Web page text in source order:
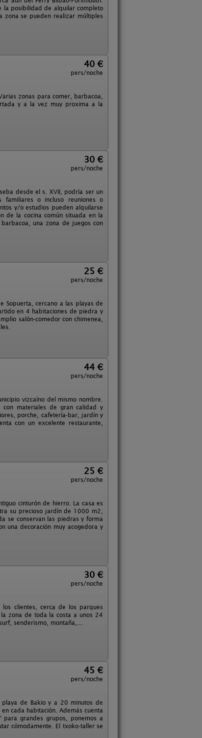
la posibilidad de alquilar completo
zona se pueden realizar múltiples
40 €
pers/noche
zonas para comer, barbacoa,
y a la vez muy proxima a la
30 €
pers/noche
desde el s. XVII, podría ser un
familiares o incluso reuniones o
y/o estudios pueden alquilarse
de la cocina común situada en la
una zona de juegos con
25 €
pers/noche
Sopuerta, cercano a las playas de
en 4 habitaciones de piedra y
salón-comedor con chimenea,
44 €
pers/noche
vizcaíno del mismo nombre.
con materiales de gran calidad y
porche, cafetería-bar, jardín y
con un excelente restaurante,
25 €
pers/noche
cinturón de hierro. La casa es
su precioso jardín de 1000 m2,
se conservan las piedras y forma
una decoración muy acogedora y
30 €
pers/noche
clientes, cerca de los parques
zona de toda la costa a unos 24
senderismo, montaña,...
45 €
pers/noche
de Bakio y a 20 minutos de
cada habitación. Además cuenta
grandes grupos, ponemos a
cómodamente. El txoko-taller se